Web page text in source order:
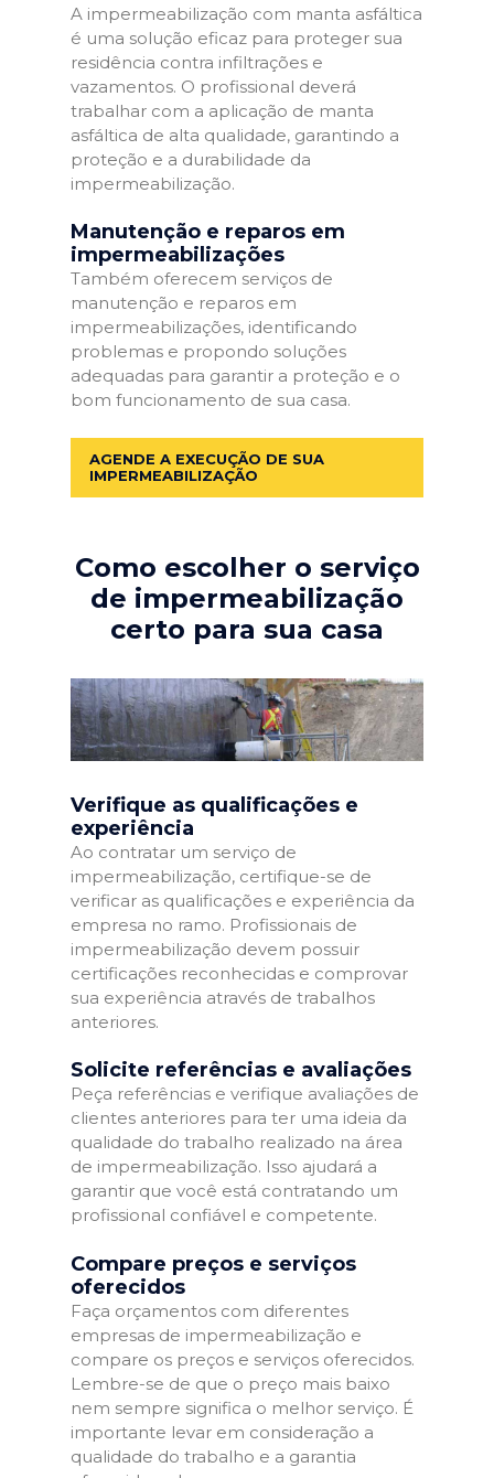
A impermeabilização com manta asfáltica
é uma solução eficaz para proteger sua
residência contra infiltrações e
vazamentos. O profissional deverá
trabalhar com a aplicação de manta
asfáltica de alta qualidade, garantindo a
proteção e a durabilidade da
impermeabilização.
Manutenção e reparos em
impermeabilizações
Também oferecem serviços de
manutenção e reparos em
impermeabilizações, identificando
problemas e propondo soluções
adequadas para garantir a proteção e o
bom funcionamento de sua casa.
AGENDE A EXECUÇÃO DE SUA
IMPERMEABILIZAÇÃO
Como escolher o serviço
de impermeabilização
certo para sua casa
Verifique as qualificações e
experiência
Ao contratar um serviço de
impermeabilização, certifique-se de
verificar as qualificações e experiência da
empresa no ramo. Profissionais de
impermeabilização devem possuir
certificações reconhecidas e comprovar
sua experiência através de trabalhos
anteriores.
Solicite referências e avaliações
Peça referências e verifique avaliações de
clientes anteriores para ter uma ideia da
qualidade do trabalho realizado na área
de impermeabilização. Isso ajudará a
garantir que você está contratando um
profissional confiável e competente.
Compare preços e serviços
oferecidos
Faça orçamentos com diferentes
empresas de impermeabilização e
compare os preços e serviços oferecidos.
Lembre-se de que o preço mais baixo
nem sempre significa o melhor serviço. É
importante levar em consideração a
qualidade do trabalho e a garantia